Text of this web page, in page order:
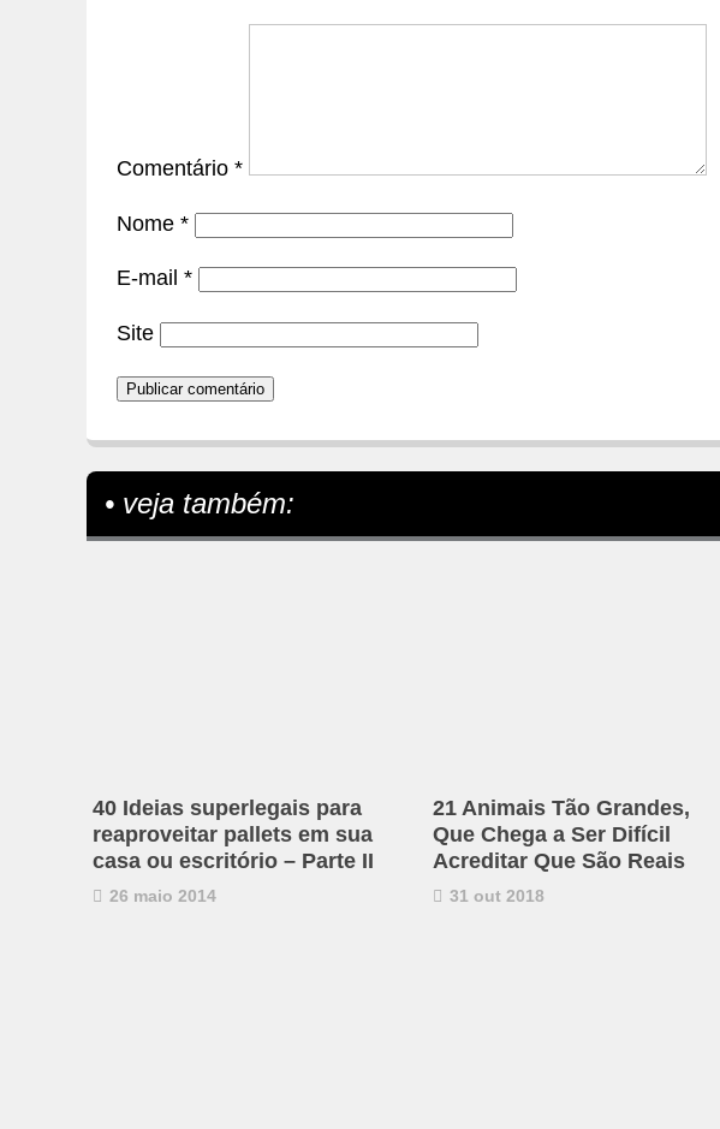
Comentário *
Nome *
E-mail *
Site
• veja também:
40 Ideias superlegais para
reaproveitar pallets em sua
casa ou escritório – Parte II
26 maio 2014
21 Animais Tão Grandes,
Que Chega a Ser Difícil
Acreditar Que São Reais
31 out 2018